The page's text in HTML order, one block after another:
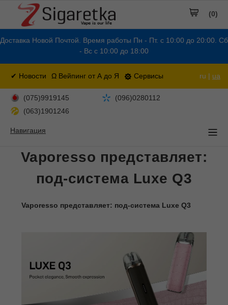
Доставка Новой Почтой. Время работы Пн - Пт. с 10:00 до 20:00. Сб
- Вс с 10:00 до 18:00
✔ Новости Ω Вейпинг от А до Я Сервисы ru | ua
(0)
(075)9919145
(096)0280112
(063)1901246
Навигация
Vaporesso представляет:
под-система Luxe Q3
Vaporesso представляет: под-система Luxe Q3